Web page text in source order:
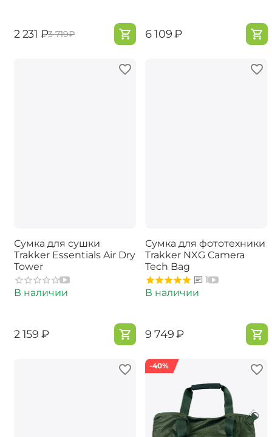
‍2 231‍ ₽‍3 719‍₽ ‍6 109‍₽
Сумка для сушки
Trakker Essentials Air Dry
Tower
В наличии
‍2 159‍ ₽
Сумка для фототехники
Trakker NXG Camera
Tech Bag
1
В наличии
‍9 749‍₽
-40%